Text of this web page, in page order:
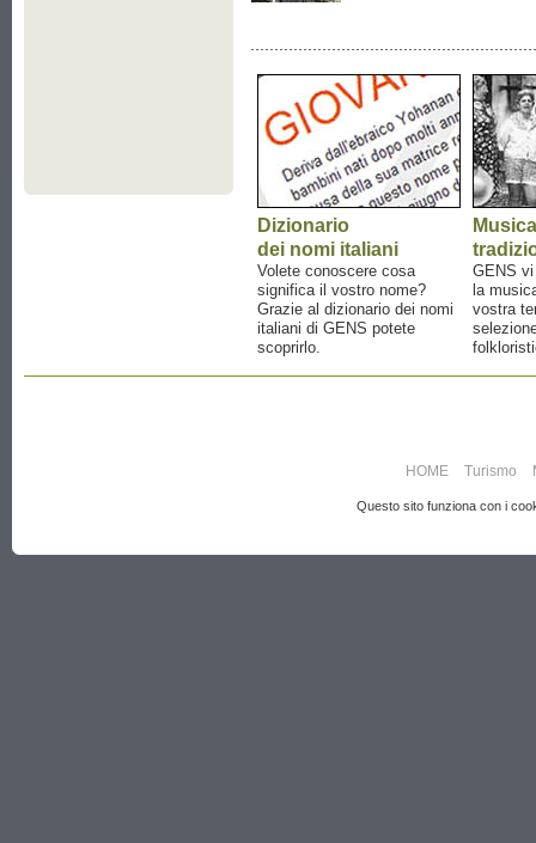
Dizionario
dei nomi italiani
Volete conoscere cosa
significa il vostro nome?
Grazie al dizionario dei nomi
italiani di GENS potete
scoprirlo.
Musica
GENS
la
vostra
HOME Turismo
Questo sito funziona con i